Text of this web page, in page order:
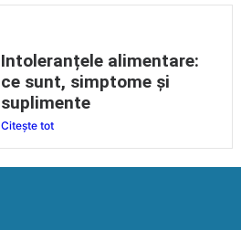
Intoleranțele alimentare:
ce sunt, simptome și
suplimente
Citește tot